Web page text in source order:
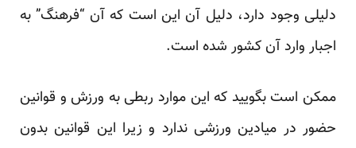
دلیلی وجود دارد، دلیل آن این است که آن “فرهنگ” به
اجبار وارد آن کشور شده است.
ممکن است بگویید که این موارد ربطی به ورزش و قوانین
حضور در میادین ورزشی ندارد و زیرا این قوانین بدون